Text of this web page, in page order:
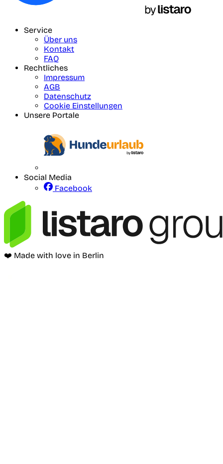
Service
Über uns
Kontakt
FAQ
Rechtliches
Impressum
AGB
Datenschutz
Cookie Einstellungen
Unsere Portale
Social Media
Facebook
❤️ Made with love in Berlin